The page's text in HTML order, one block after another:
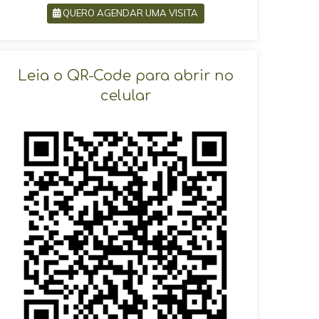
QUERO AGENDAR UMA VISITA
VOLTAR
Leia o QR-Code para abrir no
celular